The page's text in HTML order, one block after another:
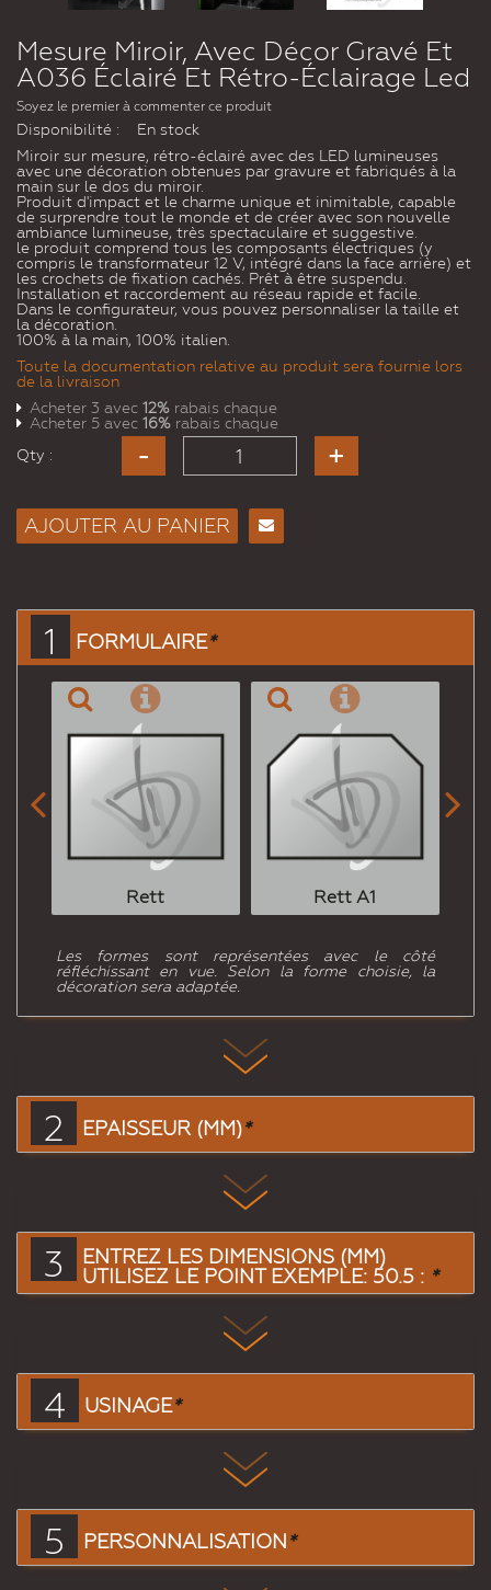
Mesure Miroir, Avec Décor Gravé Et
A036 Éclairé Et Rétro-Éclairage Led
Soyez le premier à commenter ce produit
Disponibilité :
En stock
Miroir sur mesure, rétro-éclairé avec des LED lumineuses
avec une décoration obtenues par gravure et fabriqués à la
main sur le dos du miroir.
Produit d'impact et le charme unique et inimitable, capable
de surprendre tout le monde et de créer avec son nouvelle
ambiance lumineuse, très spectaculaire et suggestive.
le produit comprend tous les composants électriques (y
compris le transformateur 12 V, intégré dans la face arrière) et
les crochets de fixation cachés. Prêt à être suspendu.
Installation et raccordement au réseau rapide et facile.
Dans le configurateur, vous pouvez personnaliser la taille et
la décoration.
100% à la main, 100% italien.
Toute la documentation relative au produit sera fournie lors
de la livraison
Acheter 3 avec 12% rabais chaque
Acheter 5 avec 16% rabais chaque
Qty :
AJOUTER AU PANIER
1 FORMULAIRE*
Rett Rett A1
 
Les formes sont représentées avec le côté
réfléchissant en vue. Selon la forme choisie, la
décoration sera adaptée.
2 EPAISSEUR (MM)*
3
ENTREZ LES DIMENSIONS (MM)
UTILISEZ LE POINT EXEMPLE: 50.5 : *
4 USINAGE*
5 PERSONNALISATION*